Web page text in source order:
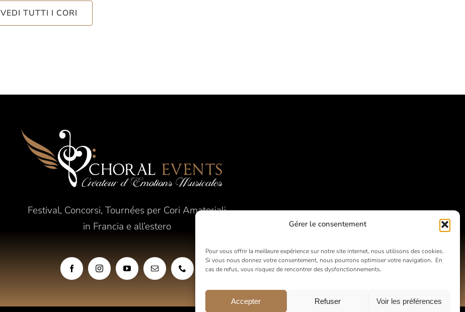
Gérer le consentement
Pour vous offrir la meilleure expérience sur notre site internet, nous utilisons des cookies.
Si vous nous donnez votre consentement, nous pourrons optimiser votre navigation. En
cas de refus, vous risquez de rencontrer des dysfonctionnements.
Accepter Refuser Voir les préférences
VEDI TUTTI I CORI
Festival, Concorsi, Tournées per Cori Amatoriali
in Francia e all’estero